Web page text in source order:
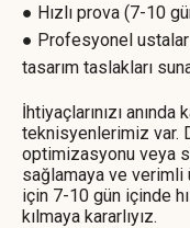
● Hızlı prova (7-10
● Profesyonel ustalar
tasarım taslakları
İhtiyaçlarınızı
teknisyenlerimiz var.
optimizasyonu veya
sağlamaya ve
için 7-10 gün içinde
kılmaya kararlıyız.